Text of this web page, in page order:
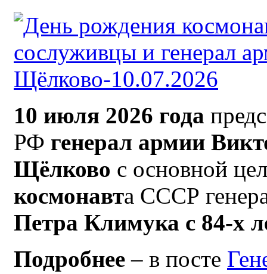
10 июля 2026 года
РФ генерал армии
Щёлково с основной
космонавта СССР
Петра Климука с 84-х
Подробнее – в посте